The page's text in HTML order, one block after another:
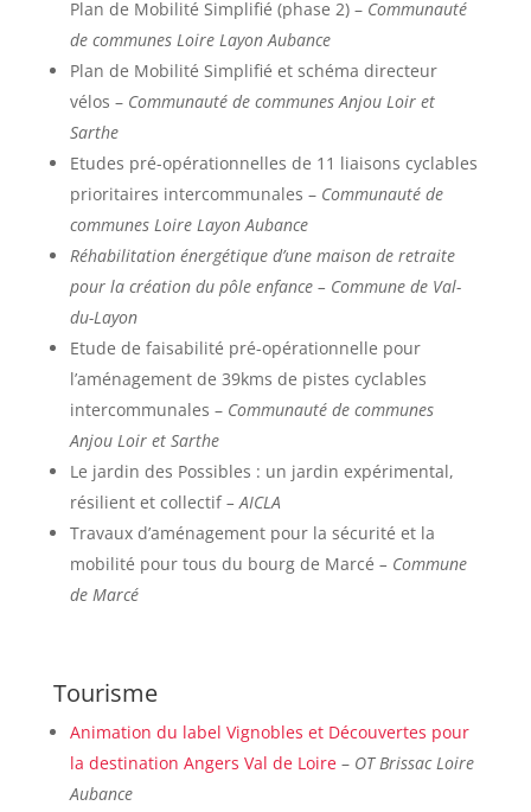
Plan de Mobilité Simplifié (phase 2) – Communauté
de communes Loire Layon Aubance
Plan de Mobilité Simplifié et schéma directeur
vélos –Communauté de communes Anjou Loir et
Sarthe
Etudes pré-opérationnelles de 11 liaisons cyclables
prioritaires intercommunales – Communauté de
communes Loire Layon Aubance
Réhabilitation énergétique d’une maison de retraite
pour la création du pôle enfance – Commune de Val-
du-Layon
Etude de faisabilité pré-opérationnelle pour
l’aménagement de 39kms de pistes cyclables
intercommunales –Communauté de communes
Anjou Loir et Sarthe
Le jardin des Possibles : un jardin expérimental,
résilient et collectif– AICLA
Travaux d’aménagement pour la sécurité et la
mobilité pour tous du bourg de Marcé – Commune
de Marcé
Tourisme
Animation du label Vignobles et Découvertes pour
la destination Angers Val de Loire– OT Brissac Loire
Aubance